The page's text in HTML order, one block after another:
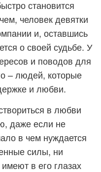
становится
человек девятки
и, оставшись
о своей судьбе. У
и поводов для
– людей, которые
и любви.
в любви
даже если не
в чем нуждается
силы, ни
в его глазах